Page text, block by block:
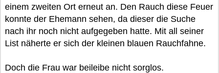
einem zweiten Ort erneut an. Den Rauch diese Feuer
konnte der Ehemann sehen, da dieser die Suche
nach ihr noch nicht aufgegeben hatte. Mit all seiner
List näherte er sich der kleinen blauen Rauchfahne.
Doch die Frau war beileibe nicht sorglos.